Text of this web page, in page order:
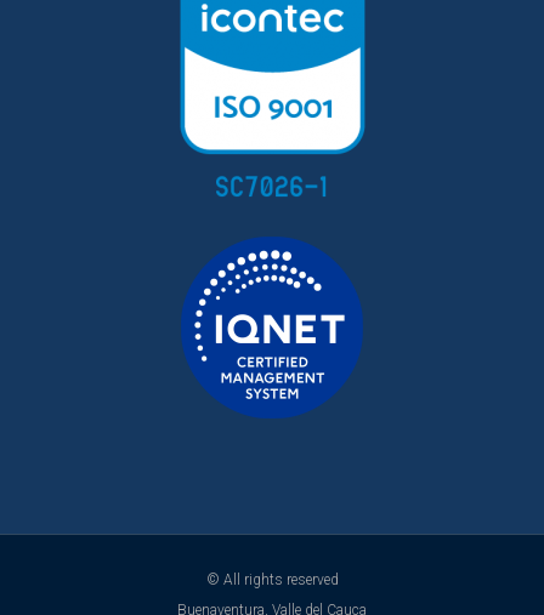
© All rights reserved
Buenaventura, Valle del Cauca